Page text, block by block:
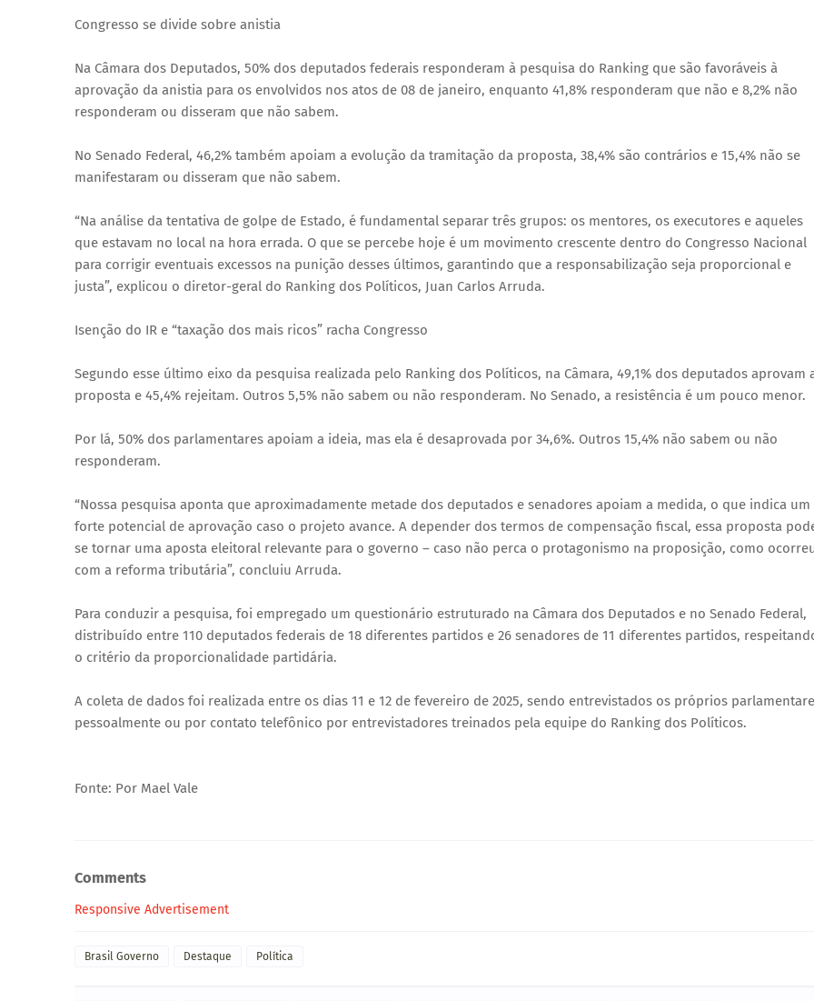
Congresso se divide sobre anistia
Na Câmara dos Deputados, 50% dos deputados federais responderam à pesquisa do Ranking que são favoráveis à
aprovação da anistia para os envolvidos nos atos de 08 de janeiro, enquanto 41,8% responderam que não e 8,2% não
responderam ou disseram que não sabem.
No Senado Federal, 46,2% também apoiam a evolução da tramitação da proposta, 38,4% são contrários e 15,4% não se
manifestaram ou disseram que não sabem.
“Na análise da tentativa de golpe de Estado, é fundamental separar três grupos: os mentores, os executores e aqueles
que estavam no local na hora errada. O que se percebe hoje é um movimento crescente dentro do Congresso Nacional
para corrigir eventuais excessos na punição desses últimos, garantindo que a responsabilização seja proporcional e
justa”, explicou o diretor-geral do Ranking dos Políticos, Juan Carlos Arruda.
Isenção do IR e “taxação dos mais ricos” racha Congresso
Segundo esse último eixo da pesquisa realizada pelo Ranking dos Políticos, na Câmara, 49,1% dos deputados aprovam
proposta e 45,4% rejeitam. Outros 5,5% não sabem ou não responderam. No Senado, a resistência é um pouco menor.
Por lá, 50% dos parlamentares apoiam a ideia, mas ela é desaprovada por 34,6%. Outros 15,4% não sabem ou não
responderam.
“Nossa pesquisa aponta que aproximadamente metade dos deputados e senadores apoiam a medida, o que indica um
forte potencial de aprovação caso o projeto avance. A depender dos termos de compensação fiscal, essa proposta
se tornar uma aposta eleitoral relevante para o governo – caso não perca o protagonismo na proposição, como
com a reforma tributária”, concluiu Arruda.
Para conduzir a pesquisa, foi empregado um questionário estruturado na Câmara dos Deputados e no Senado Federal,
distribuído entre 110 deputados federais de 18 diferentes partidos e 26 senadores de 11 diferentes partidos,
o critério da proporcionalidade partidária.
A coleta de dados foi realizada entre os dias 11 e 12 de fevereiro de 2025, sendo entrevistados os próprios
pessoalmente ou por contato telefônico por entrevistadores treinados pela equipe do Ranking dos Políticos.
Fonte: Por Mael Vale
Comments
Responsive Advertisement
Brasil Governo Destaque Política